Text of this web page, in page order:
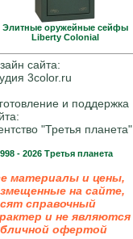
Элитные оружейные сейфы
Liberty Colonial
сайта:
3color.ru
и поддержка
"Третья планета"
- 2026 Третья планета
материалы и цены,
на сайте,
справочный
и не являются
офертой